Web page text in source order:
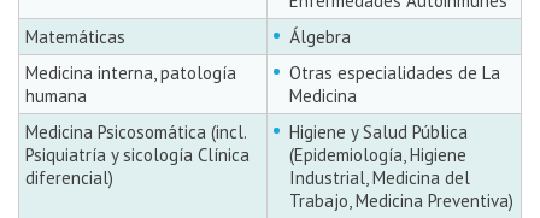
Matemáticas
Álgebra
Medicina interna, patología
humana
Otras especialidades de La
Medicina
Medicina Psicosomática (incl.
Psiquiatría y sicología Clínica
diferencial)
Higiene y Salud Pública
(Epidemiología, Higiene
Industrial, Medicina del
Trabajo, Medicina Preventiva)